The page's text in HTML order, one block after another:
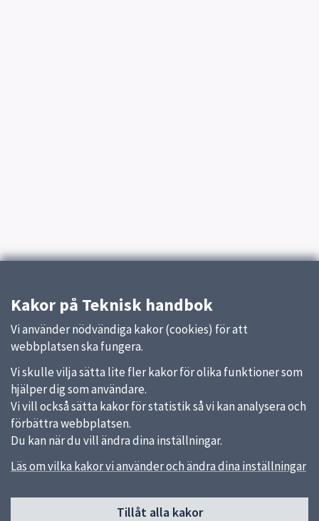
Kakor på Teknisk handbok
Vi använder nödvändiga kakor (cookies) för att
webbplatsen ska fungera.
Vi skulle vilja sätta lite fler kakor för olika funktioner som
hjälper dig som användare.
Vi vill också sätta kakor för statistik så vi kan analysera och
förbättra webbplatsen.
Du kan när du vill ändra dina inställningar.
Läs om vilka kakor vi använder och ändra dina inställningar
Tillåt alla kakor
Sidfot